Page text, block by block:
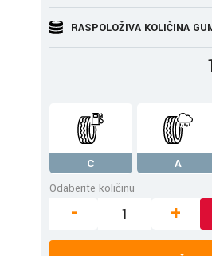
RASPOLOŽIVA KOLIČINA
C A
Odaberite količinu
- +